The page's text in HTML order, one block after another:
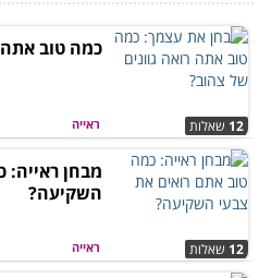
ראייה 12 שאלות
כמה טוב אתה
ראייה 12 שאלות
מבחן ראייה:
השקיעה?